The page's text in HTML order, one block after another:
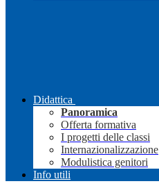
Didattica
Panoramica
Offerta formativa
I progetti delle classi
Internazionalizzazione
Modulistica genitori
Info utili